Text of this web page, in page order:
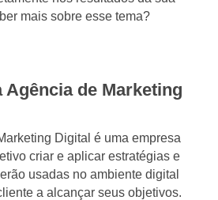
mais sobre esse tema?
Agência de Marketing
Digital é uma empresa
criar e aplicar estratégias e
usadas no ambiente digital
a alcançar seus objetivos.